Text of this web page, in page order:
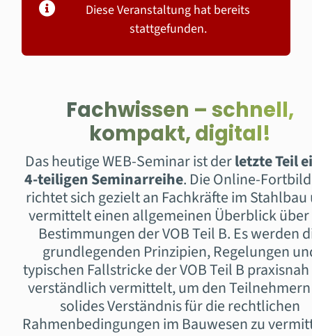
Diese Veranstaltung hat bereits
stattgefunden.
Fachwissen – schnell,
kompakt, digital!
Das heutige WEB-Seminar ist derletzte Teil
4-teiligen Seminarreihe. Die Online-
richtet sich gezielt an Fachkräfte im Stahlbau
vermittelt einen allgemeinen Überblick
Bestimmungen der VOB Teil B. Es werden
grundlegenden Prinzipien, Regelungen
typischen Fallstricke der VOB Teil B
verständlich vermittelt, um den
solides Verständnis für die rechtlichen
Rahmenbedingungen im Bauwesen zu